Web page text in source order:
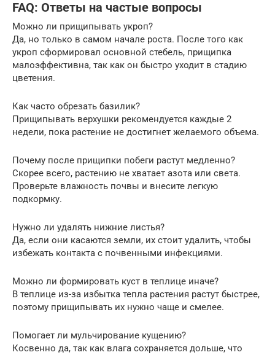
FAQ: Ответы на частые вопросы
Можно ли прищипывать укроп?
Да, но только в самом начале роста. После того как
укроп сформировал основной стебель, прищипка
малоэффективна, так как он быстро уходит в стадию
цветения.
Как часто обрезать базилик?
Прищипывать верхушки рекомендуется каждые 2
недели, пока растение не достигнет желаемого объема.
Почему после прищипки побеги растут медленно?
Скорее всего, растению не хватает азота или света.
Проверьте влажность почвы и внесите легкую
подкормку.
Нужно ли удалять нижние листья?
Да, если они касаются земли, их стоит удалить, чтобы
избежать контакта с почвенными инфекциями.
Можно ли формировать куст в теплице иначе?
В теплице из-за избытка тепла растения растут быстрее,
поэтому прищипывать их нужно чаще и смелее.
Помогает ли мульчирование кущению?
Косвенно да, так как влага сохраняется дольше, что